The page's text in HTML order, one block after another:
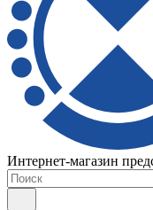
Интернет-магазин